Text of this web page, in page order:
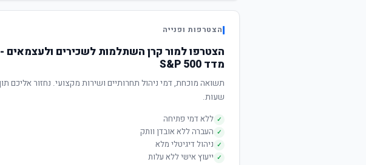
הצטרפות ופנייה
הצטרפו למור קרן השתלמות לשכירים ולעצמאים
מדד S&P 500
שעות.
✓ ללא דמי פתיחה
✓ העברה ללא אובדן וותק
✓ ניהול דיגיטלי מלא
✓ ייעוץ אישי ללא עלות